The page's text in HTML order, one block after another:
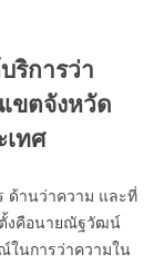
ริการว่า
ขตจังหวัด
ทศ
ด้านว่าความ และที่
ตั้งคือนายณัฐวัฒน์
ในการว่าความใน